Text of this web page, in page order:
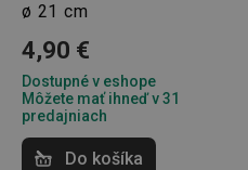
ø 21 cm
4,90 €
Dostupné v eshope
Môžete mať ihneď v 31
predajniach
Do košíka